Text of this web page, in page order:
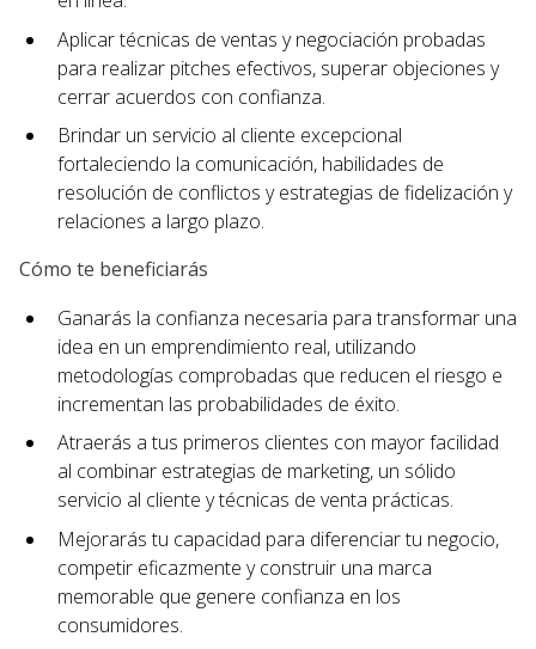
Aplicar técnicas de ventas y negociación probadas
para realizar pitches efectivos, superar objeciones y
cerrar acuerdos con confianza.
Brindar un servicio al cliente excepcional
fortaleciendo la comunicación, habilidades de
resolución de conflictos y estrategias de fidelización y
relaciones a largo plazo.
Cómo te beneficiarás
Ganarás la confianza necesaria para transformar una
idea en un emprendimiento real, utilizando
metodologías comprobadas que reducen el riesgo e
incrementan las probabilidades de éxito.
Atraerás a tus primeros clientes con mayor facilidad
al combinar estrategias de marketing, un sólido
servicio al cliente y técnicas de venta prácticas.
Mejorarás tu capacidad para diferenciar tu negocio,
competir eficazmente y construir una marca
memorable que genere confianza en los
consumidores.